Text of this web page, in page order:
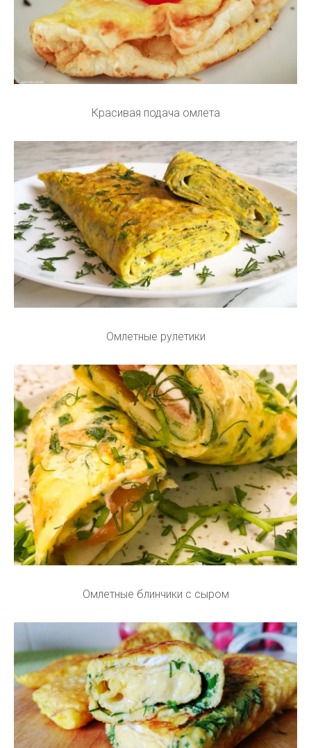
Красивая подача омлета
Омлетные рулетики
Омлетные блинчики с сыром